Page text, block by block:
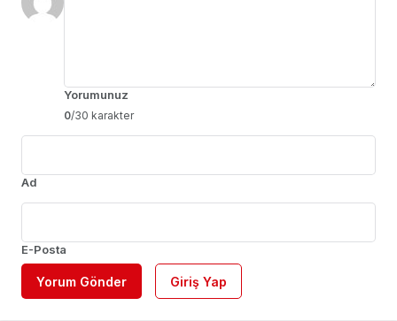
Yorumunuz
0/30 karakter
Ad
E-Posta
Yorum Gönder Giriş Yap